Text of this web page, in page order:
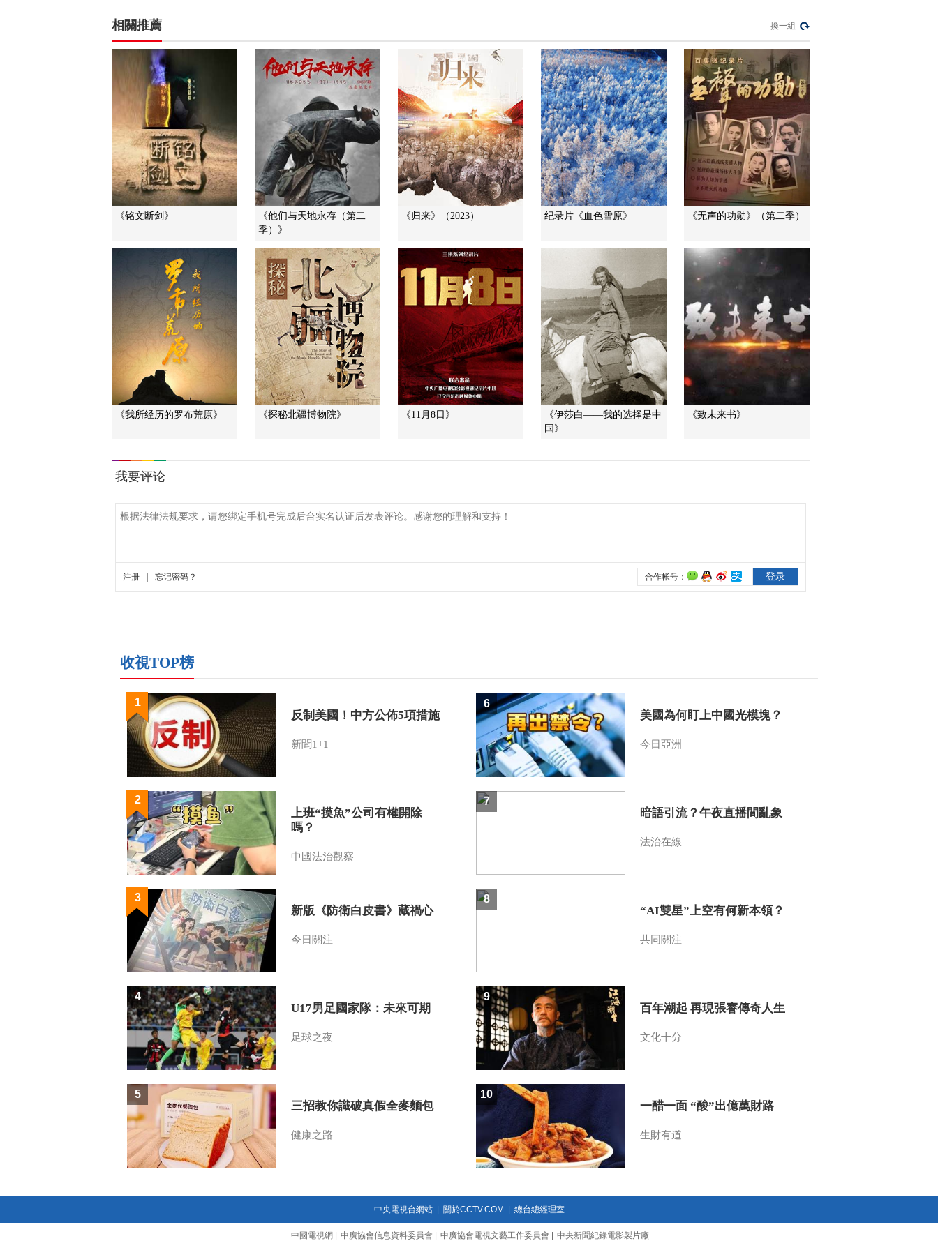
足球之夜
三招教你識破真假全
健康之路
美國為何盯上中國光
模塊？
今日亞洲
暗語引流？午夜直播
間亂象
“AI雙星”上空有何新本
文化十分
一醋一面 “酸”出億萬
財路
生財有道
相關推薦 換一組
《铭文断剑》
《他们与天地永存（第二
季）》
《归来》（2023） 纪录片《血色雪原》 《无声的功勋》（第二季）
《我所经历的罗布荒原》 《探秘北疆博物院》 《11月8日》
《伊莎白——我的选择是中
国》
《致未来书》
收視TOP榜
反制美國！中方公佈5項措施
新聞1+1
1
上班“摸魚”公司有權開除
嗎？
中國法治觀察
2
新版《防衛白皮書》藏禍心
今日關注
3
U17男足國家隊：未來可期
足球之夜
4
三招教你識破真假全麥麵包
健康之路
5
美國為何盯上中國光模塊？
今日亞洲
6
暗語引流？午夜直播間亂象
法治在線
7
“AI雙星”上空有何新本領？
共同關注
8
百年潮起 再現張謇傳奇人生
文化十分
9
一醋一面 “酸”出億萬財路
生財有道
10
中央電視台網站| 關於CCTV.COM 總台總經理室
中國電視網 中廣協會信息資料委員會 中廣協會電視文藝工作委員會 中央新聞紀錄電影製片廠